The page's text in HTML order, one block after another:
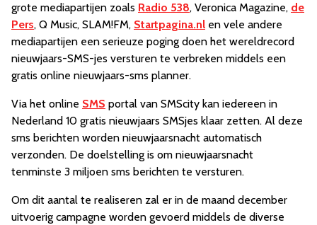
grote mediapartijen zoals Radio 538, Veronica Magazine, de
Pers, Q Music, SLAM!FM, Startpagina.nl en vele andere
mediapartijen een serieuze poging doen het wereldrecord
nieuwjaars-SMS-jes versturen te verbreken middels een
gratis online nieuwjaars-sms planner.
Via het online SMS portal van SMScity kan iedereen in
Nederland 10 gratis nieuwjaars SMSjes klaar zetten. Al deze
sms berichten worden nieuwjaarsnacht automatisch
verzonden. De doelstelling is om nieuwjaarsnacht
tenminste 3 miljoen sms berichten te versturen.
Om dit aantal te realiseren zal er in de maand december
uitvoerig campagne worden gevoerd middels de diverse